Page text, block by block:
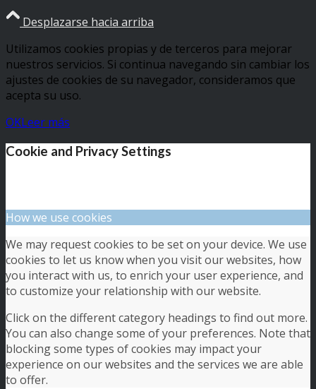
Desplazarse hacia arriba
Utilizamos cookies propias y de terceros para mejorar
nuestros servicios. Si continua navegando sin cambiar los
ajustes de cookies de su navegador, consideramos que
acepta su uso.
OKLeer más
Cookie and Privacy Settings
How we use cookies
We may request cookies to be set on your device. We use
cookies to let us know when you visit our websites, how
you interact with us, to enrich your user experience, and
to customize your relationship with our website.
Click on the different category headings to find out more.
You can also change some of your preferences. Note that
blocking some types of cookies may impact your
experience on our websites and the services we are able
to offer.